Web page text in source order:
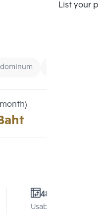
List your
48 Sq.m.
Usable area